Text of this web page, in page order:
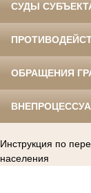
СУДЫ
ОБРАЩЕНИЯ
Инструкция по
населения